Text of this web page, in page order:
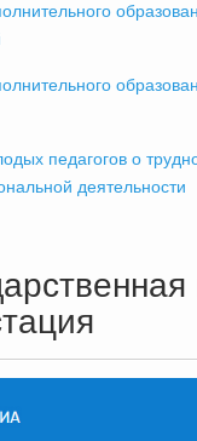
педагогов о
деятельности